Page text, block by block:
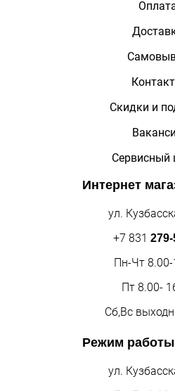
Скидки и
Сервисный
Интернет
ул.
+7 831
Пн-Чт 8.00-
Пт 8.00-
Сб,Вс
Режим работы
ул.